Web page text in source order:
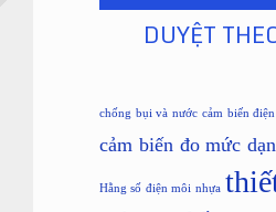
DUYỆT
chống bụi và nước cảm biến
cảm biến đo mức
Hằng số điện môi nhựa